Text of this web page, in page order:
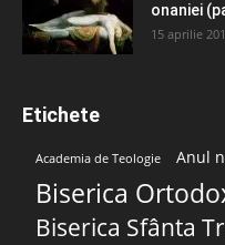
onaniei
15 aprilie
Etichete
Academia de Teologie Anul
Biserica
Biserica Sfânta